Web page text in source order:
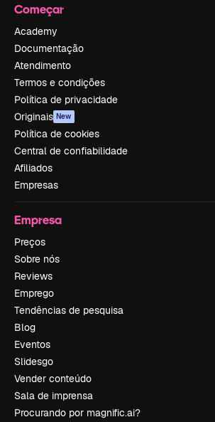
Começar
Academy
Documentação
Atendimento
Termos e condições
Política de privacidade
Originais New
Política de cookies
Central de confiabilidade
Afiliados
Empresas
Empresa
Preços
Sobre nós
Reviews
Emprego
Tendências de pesquisa
Blog
Eventos
Slidesgo
Vender conteúdo
Sala de imprensa
Procurando por magnific.ai?